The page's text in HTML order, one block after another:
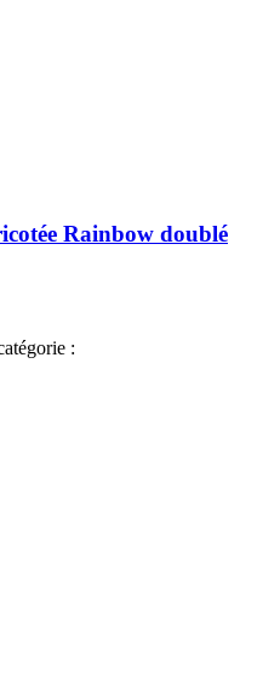
Rainbow doublé
: